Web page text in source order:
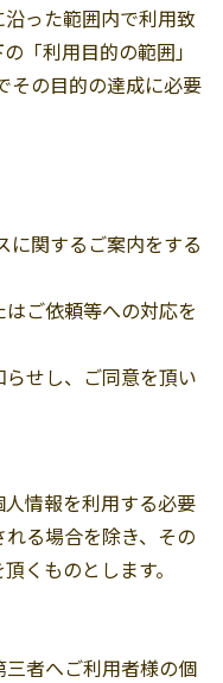
った範囲内で利用致
「利用目的の範囲」
その目的の達成に必要
に関するご案内をする
ご依頼等への対応を
せし、ご同意を頂い
情報を利用する必要
る場合を除き、その
くものとします。
者へご利用者様の個